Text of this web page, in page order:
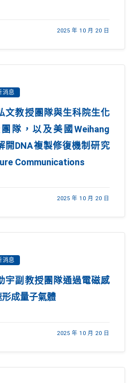
2025 年 10 月 20 日
消息
文教授團隊與生科院生化
隊，以及美國Weihang
開DNA複製修復機制研究
Communications
2025 年 10 月 20 日
消息
宇副教授團隊通過電磁感
成量子氣體
2025 年 10 月 20 日